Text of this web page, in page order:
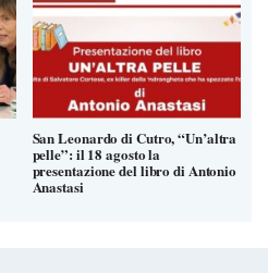
San Leonardo di Cutro, “Un’altra
pelle”: il 18 agosto la
presentazione del libro di Antonio
Anastasi